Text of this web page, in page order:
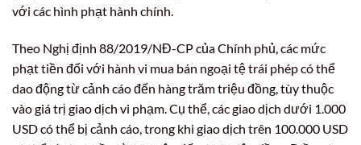
với các hình phạt hành chính.
Theo Nghị định 88/2019/NĐ-CP của Chính phủ, các mức
phạt tiền đối với hành vi mua bán ngoại tệ trái phép có thể
dao động từ cảnh cáo đến hàng trăm triệu đồng, tùy thuộc
vào giá trị giao dịch vi phạm. Cụ thể, các giao dịch dưới 1.000
USD có thể bị cảnh cáo, trong khi giao dịch trên 100.000 USD